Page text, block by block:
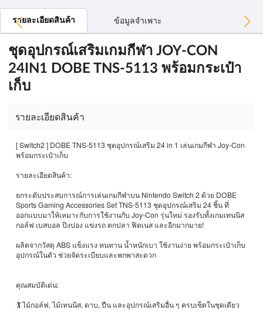
รายละเอียดสินค้า ข้อมูลจำเพาะ
ชุดอุปกรณ์เสริมเกมกีฬา JOY-CON
24IN1 DOBE TNS-5113 พร้อมกระเป๋า
เก็บ
รายละเอียดสินค้า
[ Switch2 ] DOBE TNS-5113 ชุดอุปกรณ์เสริม 24 in 1 เล่นเกมกีฬา Joy-Con
พร้อมกระเป๋าเก็บ
รายละเอียดสินค้า:
ยกระดับประสบการณ์การเล่นเกมกีฬาบน Nintendo Switch 2 ด้วย DOBE
Sports Gaming Accessories Set TNS-5113 ชุดอุปกรณ์เสริม 24 ชิ้น ที่
ออกแบบมาให้เหมาะกับการใช้งานกับ Joy-Con รุ่นใหม่ รองรับทั้งเกมเทนนิส
กอล์ฟ เบสบอล ปิงปอง แข่งรถ ตกปลา ฟิตเนส และอีกมากมาย!
ผลิตจากวัสดุ ABS แข็งแรง ทนทาน น้ำหนักเบา ใช้งานง่าย พร้อมกระเป๋าเก็บ
อุปกรณ์ในตัว ช่วยจัดระเบียบและพกพาสะดวก
คุณสมบัติเด่น:
🏌️ ไม้กอล์ฟ, ไม้เทนนิส, ดาบ, ปืน และอุปกรณ์เสริมอื่น ๆ ครบเซ็ตในชุดเดียว